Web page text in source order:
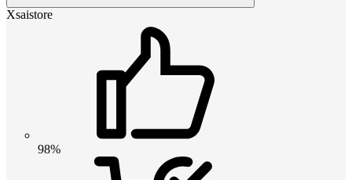
Xsaistore
98%